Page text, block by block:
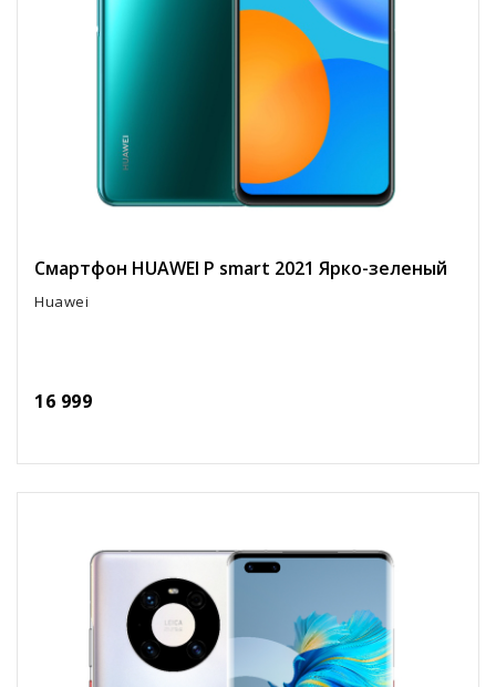
Смартфон HUAWEI P smart 2021 Ярко-зеленый
Huawei
16 999